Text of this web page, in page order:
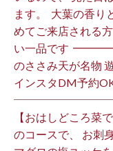
ます。 ⁡ 大葉の香り
めてご来店される
い一品です️
のささみ天が名物
インスタDM予約
【おはしどころ菜
のコースで、 お刺